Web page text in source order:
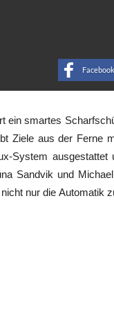
Facebook
ein smartes
Ziele aus der Ferne
System
Sandvik und
nur die Automatik